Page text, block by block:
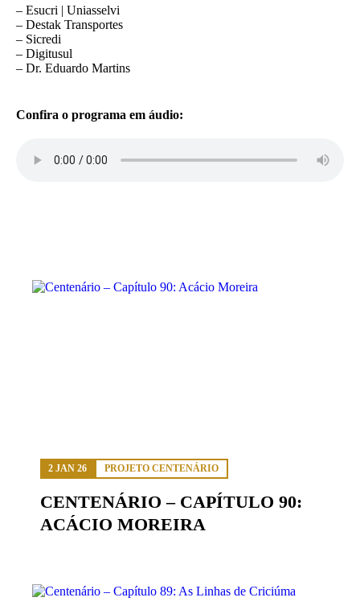
– Esucri | Uniasselvi
– Destak Transportes
– Sicredi
– Digitusul
– Dr. Eduardo Martins
Confira o programa em áudio:
2 JAN 26 PROJETO CENTENÁRIO
CENTENÁRIO – CAPÍTULO 90:
ACÁCIO MOREIRA